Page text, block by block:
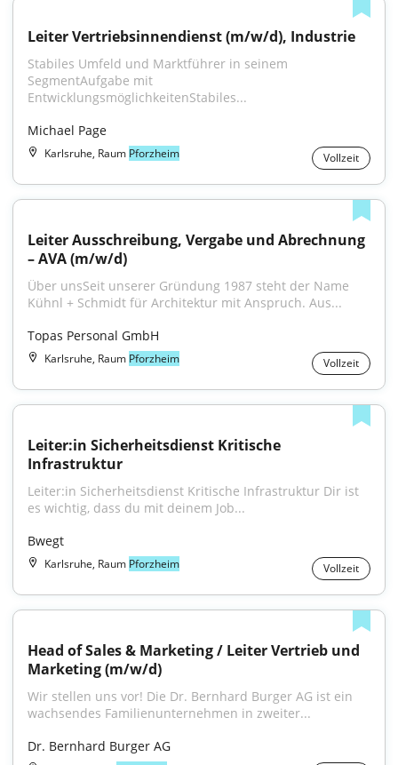
Leiter Vertriebsinnendienst (m/w/d), Industrie
Stabiles Umfeld und Marktführer in seinem
SegmentAufgabe mit
EntwicklungsmöglichkeitenStabiles...
Michael Page
Karlsruhe, Raum Pforzheim Vollzeit
Leiter Ausschreibung, Vergabe und Abrechnung
– AVA (m/w/d)
Über unsSeit unserer Gründung 1987 steht der Name
Kühnl + Schmidt für Architektur mit Anspruch. Aus...
Topas Personal GmbH
Karlsruhe, Raum Pforzheim Vollzeit
Leiter:in Sicherheitsdienst Kritische
Infrastruktur
Leiter:in Sicherheitsdienst Kritische Infrastruktur Dir ist
es wichtig, dass du mit deinem Job...
Bwegt
Karlsruhe, Raum Pforzheim Vollzeit
Head of Sales & Marketing / Leiter Vertrieb und
Marketing (m/w/d)
Wir stellen uns vor! Die Dr. Bernhard Burger AG ist ein
wachsendes Familienunternehmen in zweiter...
Dr. Bernhard Burger AG